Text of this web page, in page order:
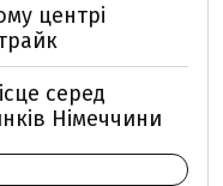
центрі
серед
Німеччини